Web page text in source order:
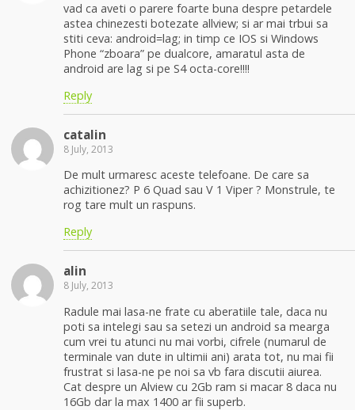
vad ca aveti o parere foarte buna despre petardele
astea chinezesti botezate allview; si ar mai trbui sa
stiti ceva: android=lag; in timp ce IOS si Windows
Phone “zboara” pe dualcore, amaratul asta de
android are lag si pe S4 octa-core!!!!
Reply
catalin
8 July, 2013
De mult urmaresc aceste telefoane. De care sa
achizitionez? P 6 Quad sau V 1 Viper ? Monstrule, te
rog tare mult un raspuns.
Reply
alin
8 July, 2013
Radule mai lasa-ne frate cu aberatiile tale, daca nu
poti sa intelegi sau sa setezi un android sa mearga
cum vrei tu atunci nu mai vorbi, cifrele (numarul de
terminale van dute in ultimii ani) arata tot, nu mai fii
frustrat si lasa-ne pe noi sa vb fara discutii aiurea.
Cat despre un Alview cu 2Gb ram si macar 8 daca nu
16Gb dar la max 1400 ar fii superb.